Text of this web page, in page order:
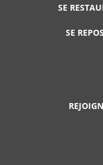
SE
SE